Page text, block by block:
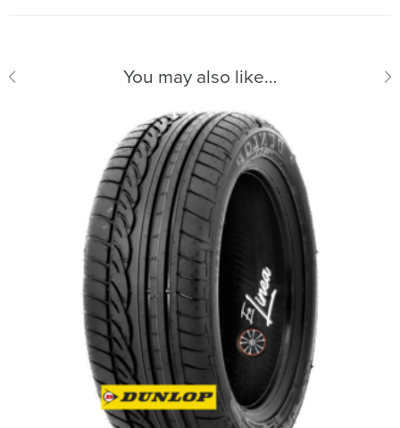
You may also like…